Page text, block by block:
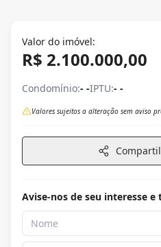
Valor do imóvel:
R$ 2.100.000,00
Condomínio:- -IPTU:- -
Valores sujeitos a alteração sem aviso
Avise-nos de seu interesse e